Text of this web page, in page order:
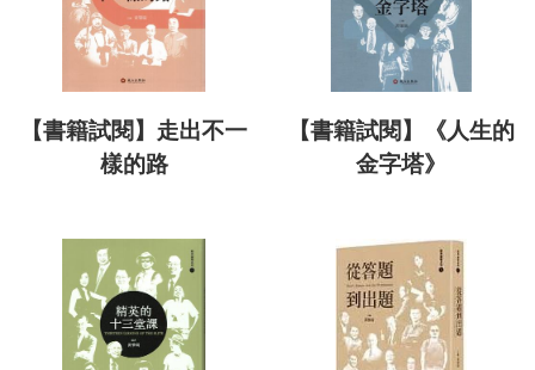
【書籍試閱】走出不一
樣的路
【書籍試閱】《人生的
金字塔》